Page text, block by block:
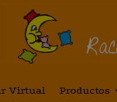
Virtual Productos